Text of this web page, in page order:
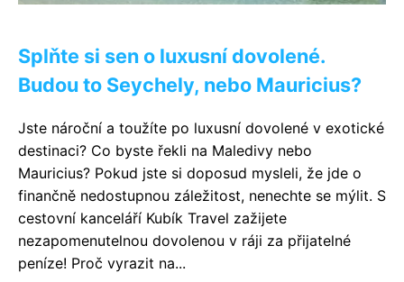
Splňte si sen o luxusní dovolené.
Budou to Seychely, nebo Mauricius?
Jste nároční a toužíte po luxusní dovolené v exotické
destinaci? Co byste řekli na Maledivy nebo
Mauricius? Pokud jste si doposud mysleli, že jde o
finančně nedostupnou záležitost, nenechte se mýlit. S
cestovní kanceláří Kubík Travel zažijete
nezapomenutelnou dovolenou v ráji za přijatelné
peníze! Proč vyrazit na...